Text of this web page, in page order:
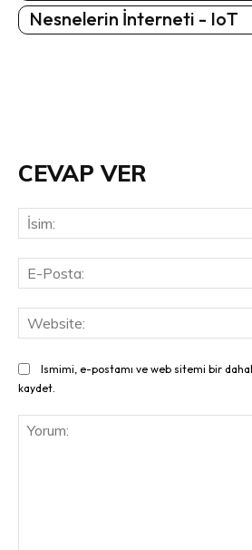
Nesnelerin İnterneti - IoT
CEVAP VER
Ismimi, e-postamı ve web sitemi bir
kaydet.